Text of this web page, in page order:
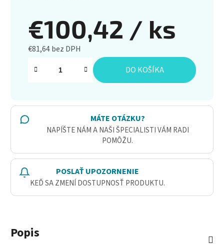
€100,42 / ks
€81,64 bez DPH
Jednotková cena:
DO KOŠÍKA
MÁTE OTÁZKU?
NAPÍŠTE NÁM A NAŠI ŠPECIALISTI VÁM RADI
POMÔŽU.
POSLAŤ UPOZORNENIE
KEĎ SA ZMENÍ DOSTUPNOSŤ PRODUKTU.
Popis